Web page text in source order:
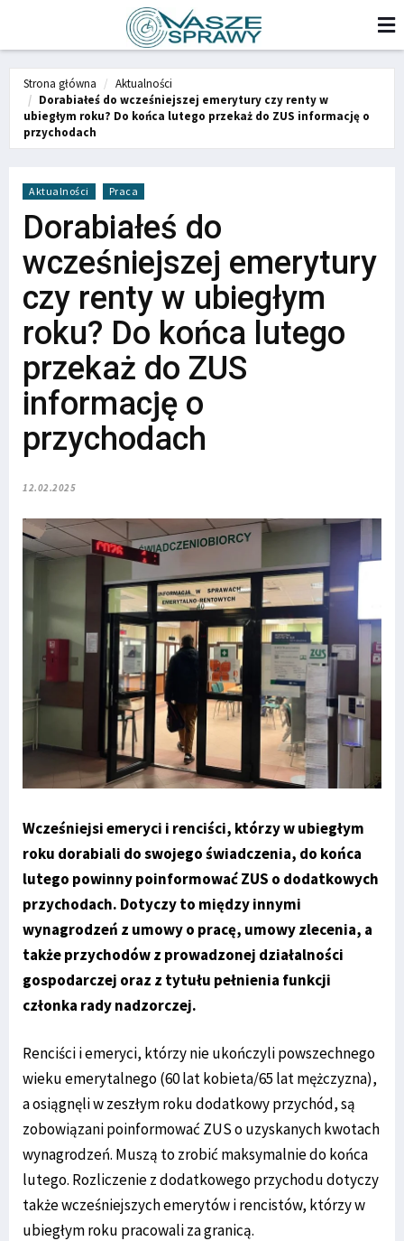
Strona główna
Aktualności
Dorabiałeś do wcześniejszej emerytury czy renty w
ubiegłym roku? Do końca lutego przekaż do ZUS informację o
przychodach
Aktualności Praca
Dorabiałeś do
wcześniejszej emerytury
czy renty w ubiegłym
roku? Do końca lutego
przekaż do ZUS
informację o
przychodach
12.02.2025
Wcześniejsi emeryci i renciści, którzy w ubiegłym
roku dorabiali do swojego świadczenia, do końca
lutego powinny poinformować ZUS o dodatkowych
przychodach. Dotyczy to między innymi
wynagrodzeń z umowy o pracę, umowy zlecenia, a
także przychodów z prowadzonej działalności
gospodarczej oraz z tytułu pełnienia funkcji
członka rady nadzorczej.
Renciści i emeryci, którzy nie ukończyli powszechnego
wieku emerytalnego (60 lat kobieta/65 lat mężczyzna),
a osiągnęli w zeszłym roku dodatkowy przychód, są
zobowiązani poinformować ZUS o uzyskanych kwotach
wynagrodzeń. Muszą to zrobić maksymalnie do końca
lutego. Rozliczenie z dodatkowego przychodu dotyczy
także wcześniejszych emerytów i rencistów, którzy w
ubiegłym roku pracowali za granicą.